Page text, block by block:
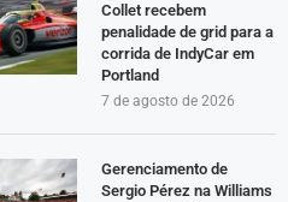
Collet recebem
penalidade de grid para a
corrida de IndyCar em
Portland
7 de agosto de 2026
Gerenciamento de
Sergio Pérez na Williams